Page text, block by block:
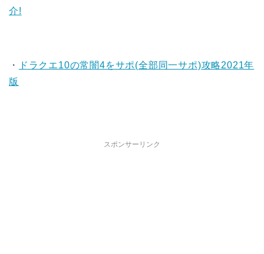
介!
・
ドラクエ10の常闇4をサポ(全部同一サポ)攻略2021年
版
スポンサーリンク